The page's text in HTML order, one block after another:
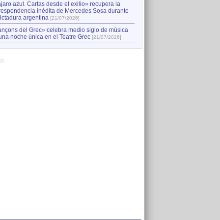
azul. Cartas desde el exilio» recupera la
inédita de Mercedes Sosa durante
argentina [21/07/2026]
del Grec» celebra medio siglo de música
noche única en el Teatre Grec [21/07/2026]